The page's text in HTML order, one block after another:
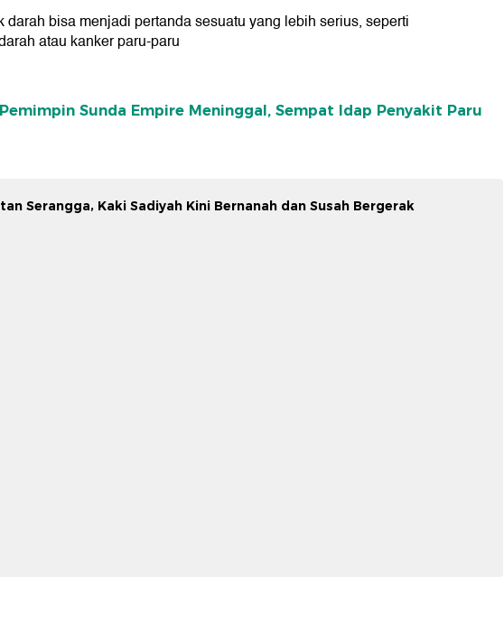
darah bisa menjadi pertanda sesuatu yang lebih serius, seperti
atau kanker paru-paru
Sunda Empire Meninggal, Sempat Idap Penyakit Paru
Serangga, Kaki Sadiyah Kini Bernanah dan Susah Bergerak